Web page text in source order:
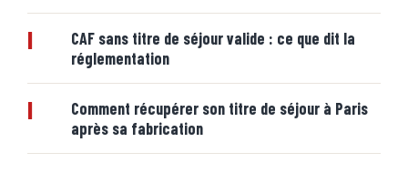
|
CAF sans titre de séjour valide : ce que dit la
réglementation
|
Comment récupérer son titre de séjour à Paris
après sa fabrication